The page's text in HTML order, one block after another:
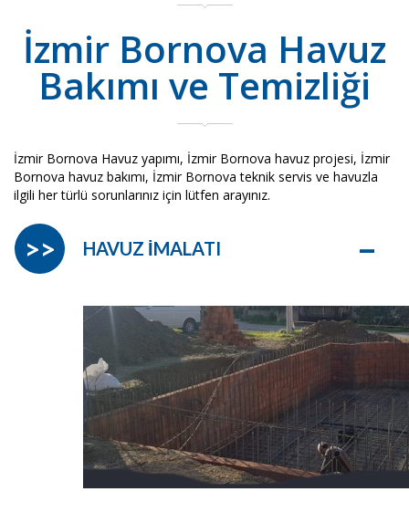
İzmir Bornova Havuz
Bakımı ve Temizliği
İzmir Bornova Havuz yapımı, İzmir Bornova havuz projesi, İzmir
Bornova havuz bakımı, İzmir Bornova teknik servis ve havuzla
ilgili her türlü sorunlarınız için lütfen arayınız.
HAVUZ İMALATI –
>>